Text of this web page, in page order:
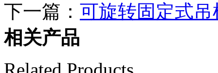
下一篇： 可旋转固定式吊
相关产品